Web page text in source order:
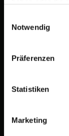
Notwendig
Präferenzen
Statistiken
Marketing